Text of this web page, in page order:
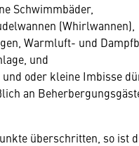
Schwimmbäder,
(Whirlwannen),
Warmluft- und
und
oder kleine Imbisse
an
überschritten, so ist